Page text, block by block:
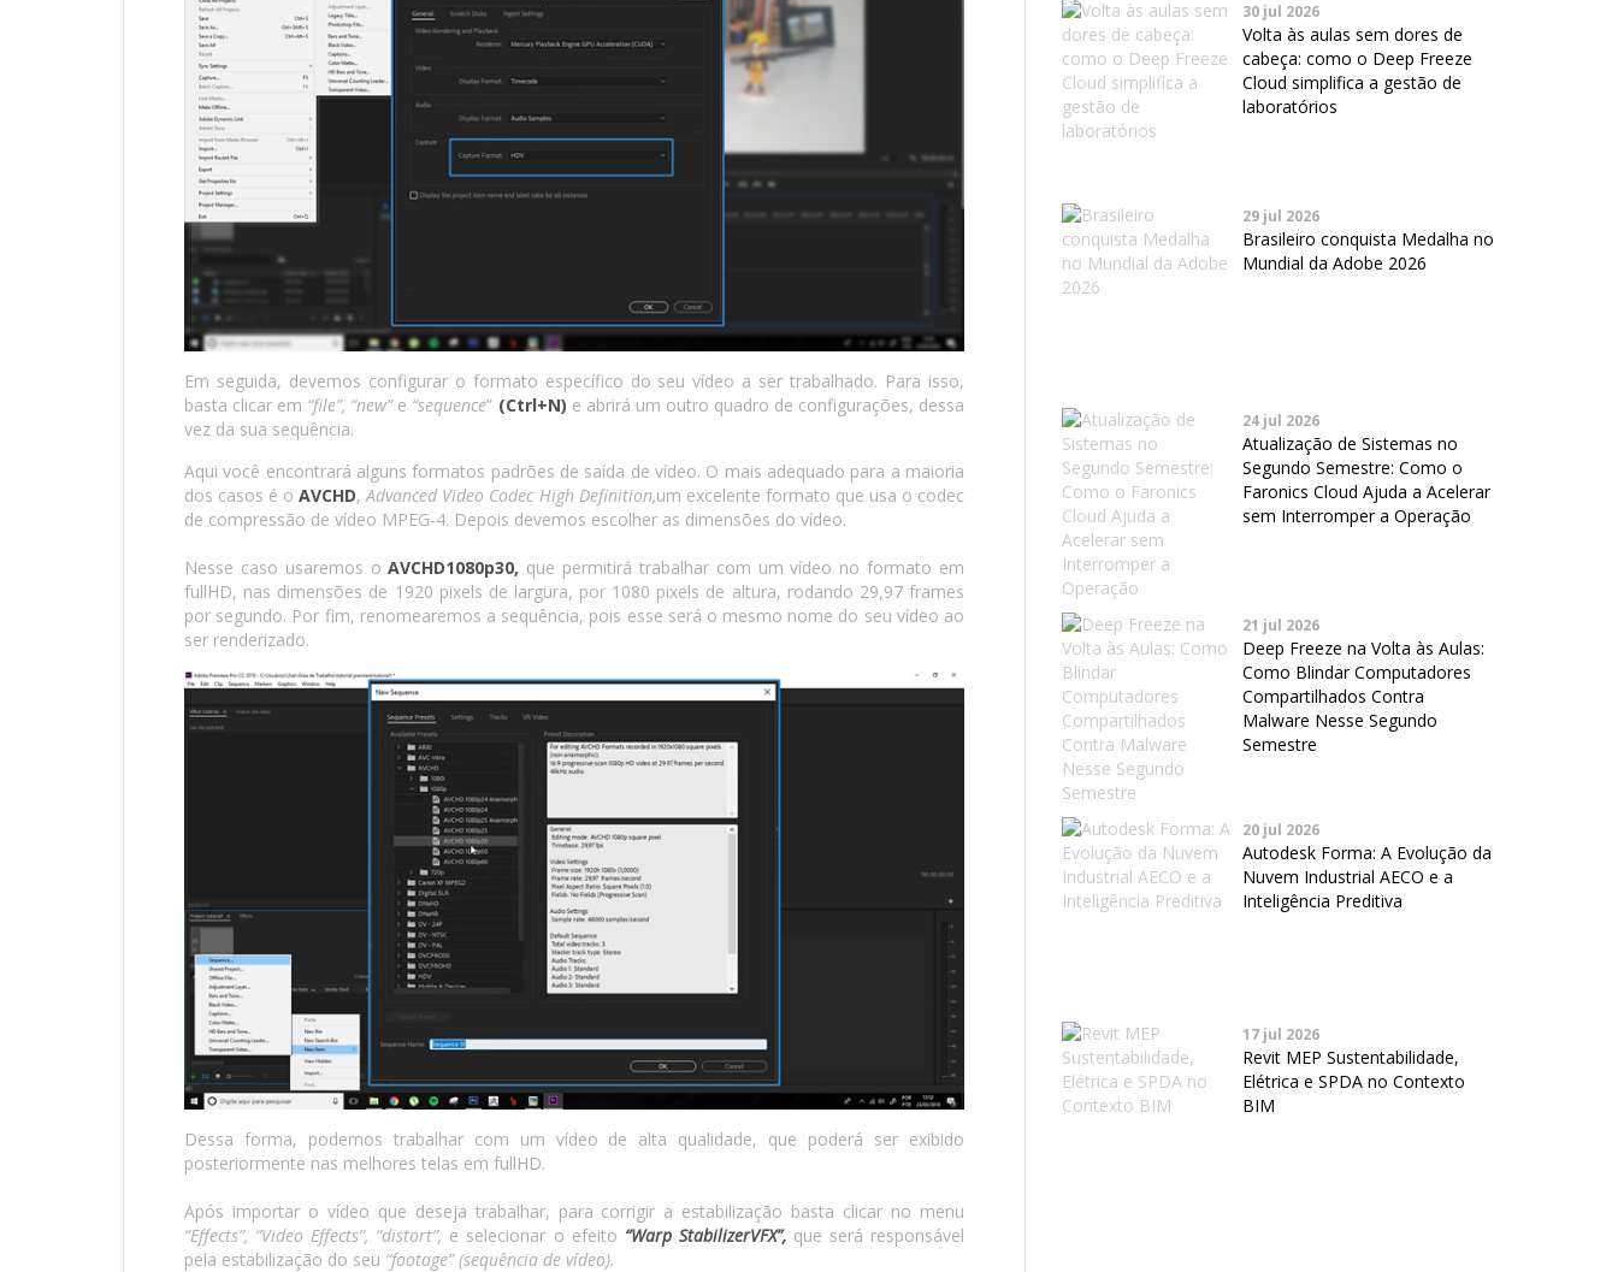
Em seguida, devemos configurar o formato específico do seu vídeo a ser trabalhado. Para isso,
basta clicar em “file”, “new” e “sequence” (Ctrl+N) e abrirá um outro quadro de configurações, dessa
vez da sua sequência.
Aqui você encontrará alguns formatos padrões de saída de vídeo. O mais adequado para a maioria
dos casos é oAVCHD,Advanced Video Codec High Definition,um excelente formato que usa o codec
de compressão de vídeo MPEG-4. Depois devemos escolher as dimensões do vídeo.
Nesse caso usaremos o AVCHD1080p30, que permitirá trabalhar com um vídeo no formato em
fullHD, nas dimensões de 1920 pixels de largura, por 1080 pixels de altura, rodando 29,97 frames
por segundo. Por fim, renomearemos a sequência, pois esse será o mesmo nome do seu vídeo ao
ser renderizado.
Dessa forma, podemos trabalhar com um vídeo de alta qualidade, que poderá ser exibido
posteriormente nas melhores telas em fullHD.
Após importar o vídeo que deseja trabalhar, para corrigir a estabilização basta clicar no menu
“Effects”, “Video Effects”, “distort”, e selecionar o efeito “Warp StabilizerVFX”,que será responsável
pela estabilização do seu “footage” (sequência de vídeo).
30 jul 2026
Volta às aulas sem dores de
cabeça: como o Deep Freeze
Cloud simplifica a gestão de
laboratórios
29 jul 2026
Brasileiro conquista Medalha no
Mundial da Adobe 2026
24 jul 2026
Atualização de Sistemas no
Segundo Semestre: Como o
Faronics Cloud Ajuda a Acelerar
sem Interromper a Operação
21 jul 2026
Deep Freeze na Volta às Aulas:
Como Blindar Computadores
Compartilhados Contra
Malware Nesse Segundo
Semestre
20 jul 2026
Autodesk Forma: A Evolução da
Nuvem Industrial AECO e a
Inteligência Preditiva
17 jul 2026
Revit MEP Sustentabilidade,
Elétrica e SPDA no Contexto
BIM